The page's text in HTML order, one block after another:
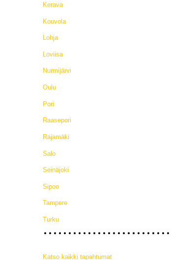
Kerava
Kouvola
Lohja
Loviisa
Nurmijärvi
Oulu
Pori
Raasepori
Rajamäki
Salo
Seinäjoki
Sipoo
Tampere
Turku
Katso kaikki tapahtumat